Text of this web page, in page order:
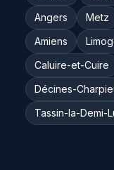
Angers
Metz
Amiens
Caluire-et-Cuire
Décines-
Tassin-la-Demi-